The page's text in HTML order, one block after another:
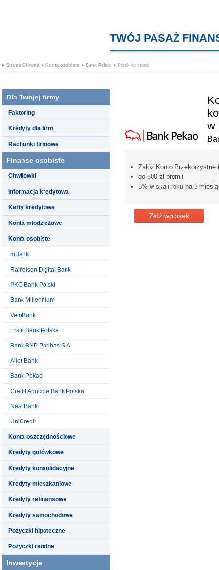
TWÓJ PASAŻ
Strona Główna Konta osobiste Bank Pekao Przek ko stand
Dla Twojej firmy
Faktoring
Kredyty dla firm
Rachunki firmowe
Finanse osobiste
Chwilówki
Informacja kredytowa
Karty kredytowe
Konta młodzieżowe
Konta osobiste
mBank
Raiffeisen Digital Bank
PKO Bank Polski
Bank Millennium
VeloBank
Erste Bank Polska
Bank BNP Paribas S.A.
Alior Bank
Bank Pekao
Credit Agricole Bank Polska
Nest Bank
UniCredit
Konta oszczędnościowe
Kredyty gotówkowe
Kredyty konsolidacyjne
Kredyty mieszkaniowe
Kredyty refinansowe
Kredyty samochodowe
Pożyczki hipoteczne
Pożyczki ratalne
Inwestycje
w
Załóż Konto Przekorzystne
do 500 zł premii
5% w skali roku na 3
Złóż wniosek